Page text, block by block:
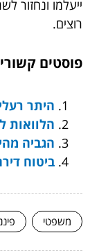
ייעלמו ונחזור
רוצים.
פוסטים
היתר
הלוואות
הגביה
ביטוח
משפטי